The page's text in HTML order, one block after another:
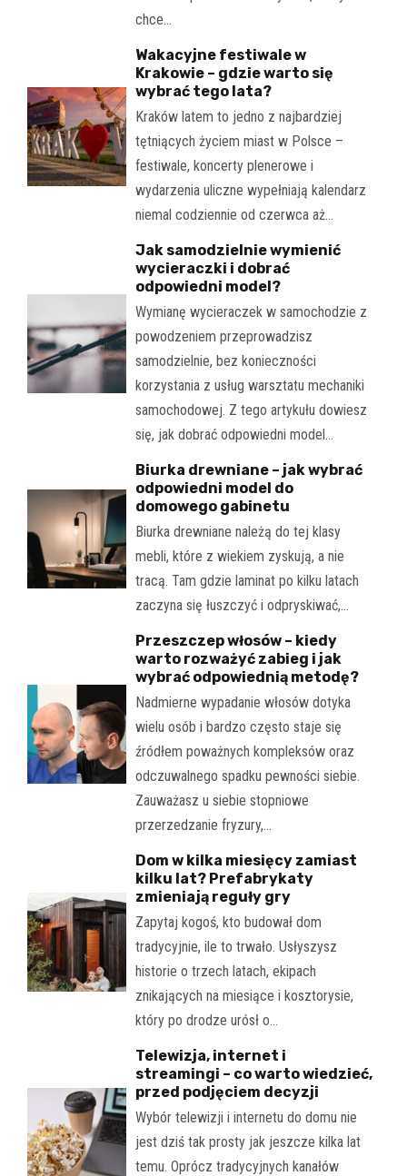
chce…
Wakacyjne festiwale w
Krakowie – gdzie warto się
wybrać tego lata?
Kraków latem to jedno z najbardziej
tętniących życiem miast w Polsce –
festiwale, koncerty plenerowe i
wydarzenia uliczne wypełniają kalendarz
niemal codziennie od czerwca aż…
Jak samodzielnie wymienić
wycieraczki i dobrać
odpowiedni model?
Wymianę wycieraczek w samochodzie z
powodzeniem przeprowadzisz
samodzielnie, bez konieczności
korzystania z usług warsztatu mechaniki
samochodowej. Z tego artykułu dowiesz
się, jak dobrać odpowiedni model…
Biurka drewniane – jak wybrać
odpowiedni model do
domowego gabinetu
Biurka drewniane należą do tej klasy
mebli, które z wiekiem zyskują, a nie
tracą. Tam gdzie laminat po kilku latach
zaczyna się łuszczyć i odpryskiwać,…
Przeszczep włosów – kiedy
warto rozważyć zabieg i jak
wybrać odpowiednią metodę?
Nadmierne wypadanie włosów dotyka
wielu osób i bardzo często staje się
źródłem poważnych kompleksów oraz
odczuwalnego spadku pewności siebie.
Zauważasz u siebie stopniowe
przerzedzanie fryzury,…
Dom w kilka miesięcy zamiast
kilku lat? Prefabrykaty
zmieniają reguły gry
Zapytaj kogoś, kto budował dom
tradycyjnie, ile to trwało. Usłyszysz
historie o trzech latach, ekipach
znikających na miesiące i kosztorysie,
który po drodze urósł o…
Telewizja, internet i
streamingi – co warto wiedzieć,
przed podjęciem decyzji
Wybór telewizji i internetu do domu nie
jest dziś tak prosty jak jeszcze kilka lat
temu. Oprócz tradycyjnych kanałów